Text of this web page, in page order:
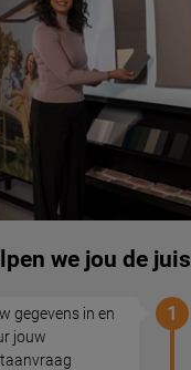
we jou de
gegevens in en
jouw
1